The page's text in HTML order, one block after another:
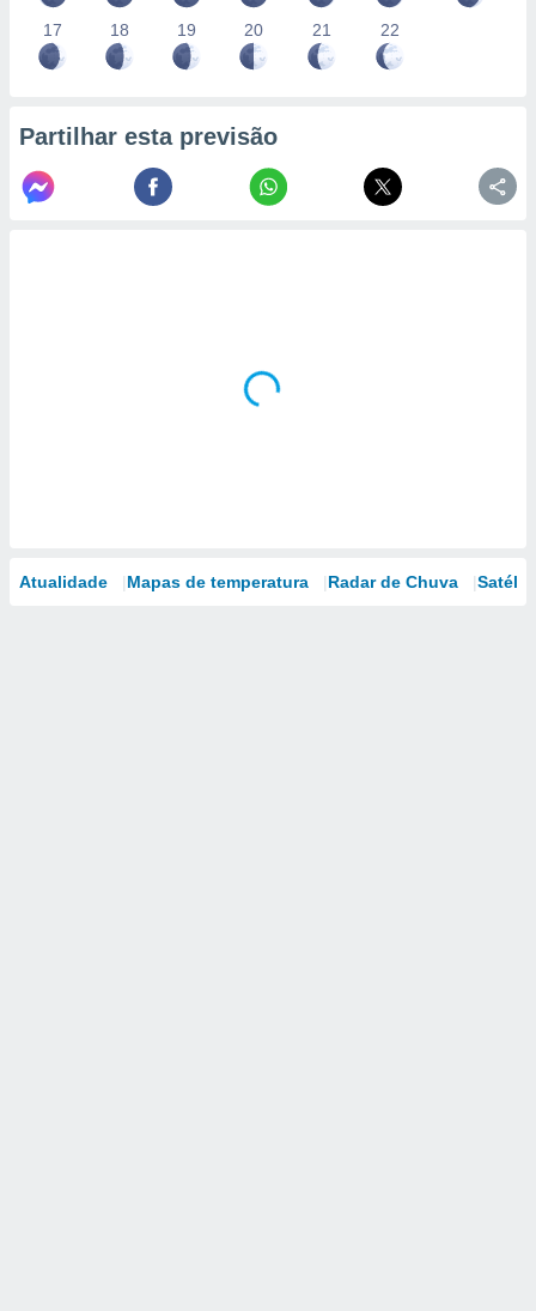
17 18 19 20 21 22
Partilhar esta previsão
Atualidade Mapas de temperatura Radar de Chuva